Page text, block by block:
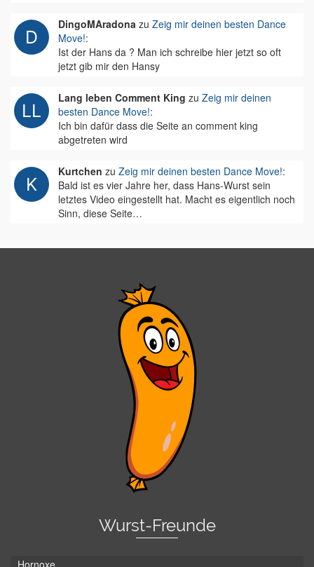
DingoMAradona zu Zeig mir deinen besten Dance
Move!:
Ist der Hans da ? Man ich schreibe hier jetzt so oft
jetzt gib mir den Hansy
Lang leben Comment King zu Zeig mir deinen
besten Dance Move!:
Ich bin dafür dass die Seite an comment king
abgetreten wird
Kurtchen zu Zeig mir deinen besten Dance Move!:
Bald ist es vier Jahre her, dass Hans-Wurst sein
letztes Video eingestellt hat. Macht es eigentlich noch
Sinn, diese Seite…
Wurst-Freunde
Hornoxe